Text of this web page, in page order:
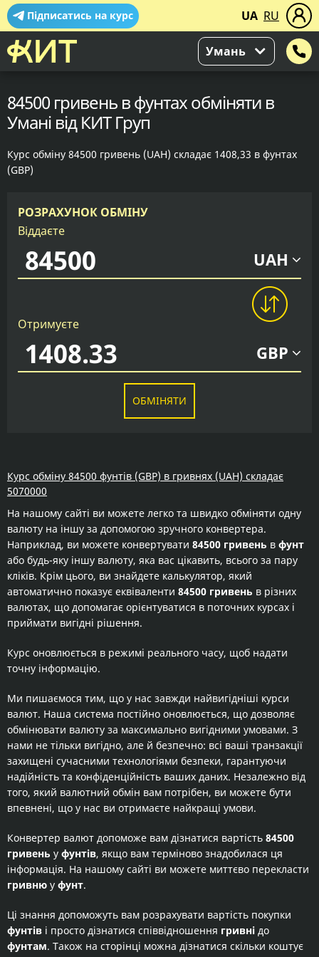
Підписатись на курс UA RU
Умань
84500 гривень в фунтах обміняти в
Умані від КИТ Груп
Курс обміну 84500 гривень (UAH) складає 1408,33 в фунтах
(GBP)
РОЗРАХУНОК ОБМІНУ
Віддаєте
UAH
Отримуєте
GBP
ОБМІНЯТИ
Курс обміну 84500 фунтів (GBP) в гривнях (UAH) складає
5070000
На нашому сайті ви можете легко та швидко обміняти одну
валюту на іншу за допомогою зручного конвертера.
Наприклад, ви можете конвертувати 84500 гривень в фунт
або будь-яку іншу валюту, яка вас цікавить, всього за пару
кліків. Крім цього, ви знайдете калькулятор, який
автоматично показує еквіваленти 84500 гривень в різних
валютах, що допомагає орієнтуватися в поточних курсах і
приймати вигідні рішення.
Курс оновлюється в режимі реального часу, щоб надати
точну інформацію.
Ми пишаємося тим, що у нас завжди найвигідніші курси
валют. Наша система постійно оновлюється, що дозволяє
обмінювати валюту за максимально вигідними умовами. З
нами не тільки вигідно, але й безпечно: всі ваші транзакції
захищені сучасними технологіями безпеки, гарантуючи
надійність та конфіденційність ваших даних. Незалежно від
того, який валютний обмін вам потрібен, ви можете бути
впевнені, що у нас ви отримаєте найкращі умови.
Конвертер валют допоможе вам дізнатися вартість 84500
гривень у фунтів, якщо вам терміново знадобилася ця
інформація. На нашому сайті ви можете миттєво перекласти
гривню у фунт.
Ці знання допоможуть вам розрахувати вартість покупки
фунтів і просто дізнатися співвідношення гривні до
фунтам. Також на сторінці можна дізнатися скільки коштує